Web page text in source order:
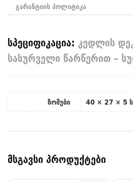
გარანტიის პოლიტიკა
სპეციფიკაცია: კედლის
სასურველი წარწერით –
ზომები 40 × 27 × 5
მსგავსი პროდუქტები